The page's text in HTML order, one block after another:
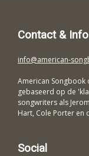
Contact & Info
info@american-
American
gebaseerd op de
songwriters als
Hart, Cole Porter en
Social